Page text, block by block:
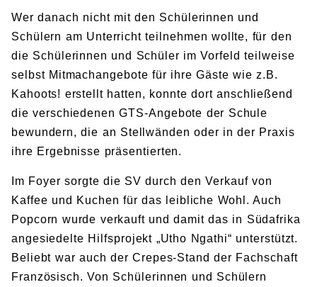
Wer danach nicht mit den Schülerinnen und
Schülern am Unterricht teilnehmen wollte, für den
die Schülerinnen und Schüler im Vorfeld teilweise
selbst Mitmachangebote für ihre Gäste wie z.B.
Kahoots! erstellt hatten, konnte dort anschließend
die verschiedenen GTS-Angebote der Schule
bewundern, die an Stellwändenoder in der Praxis
ihre Ergebnisse präsentierten.
Im Foyer sorgte die SV durch den Verkauf von
Kaffee und Kuchen für das leibliche Wohl. Auch
Popcorn wurde verkauft und damit das in Südafrika
angesiedelte Hilfsprojekt „Utho Ngathi“ unterstützt.
Beliebt war auch der Crepes-Stand der Fachschaft
Französisch. Von Schülerinnen und Schülern